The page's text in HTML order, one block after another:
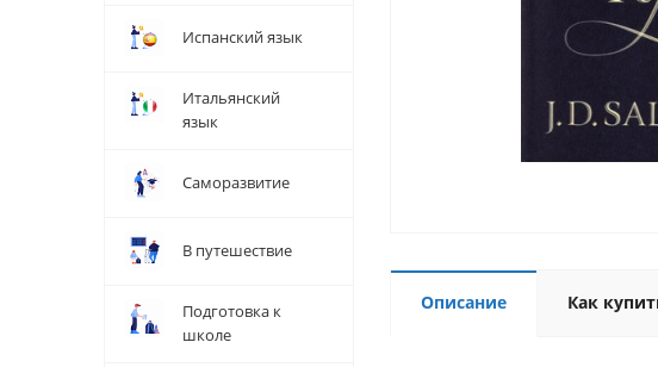
Описание Как
Испанский язык
Итальянский
язык
Саморазвитие
В путешествие
Подготовка к
школе